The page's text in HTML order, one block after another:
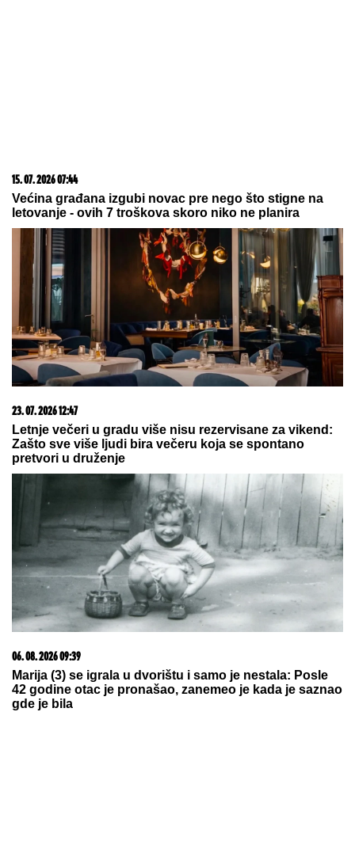
05. 08. 2026 06:45
Šta dete nasleđuje od oca, a šta od majke? Sve što
treba da znate o genetici
03. 08. 2026 13:23
Hibrid broj 1 koji osvaja Evropu, sada po specijalnoj
akcijskoj ceni od 19.990€ do 31.8.
07. 08. 2026 09:14
Сазнања „Политике”: Црна Гора следећа у војном
савезу Загреба, Тиране и Приштине